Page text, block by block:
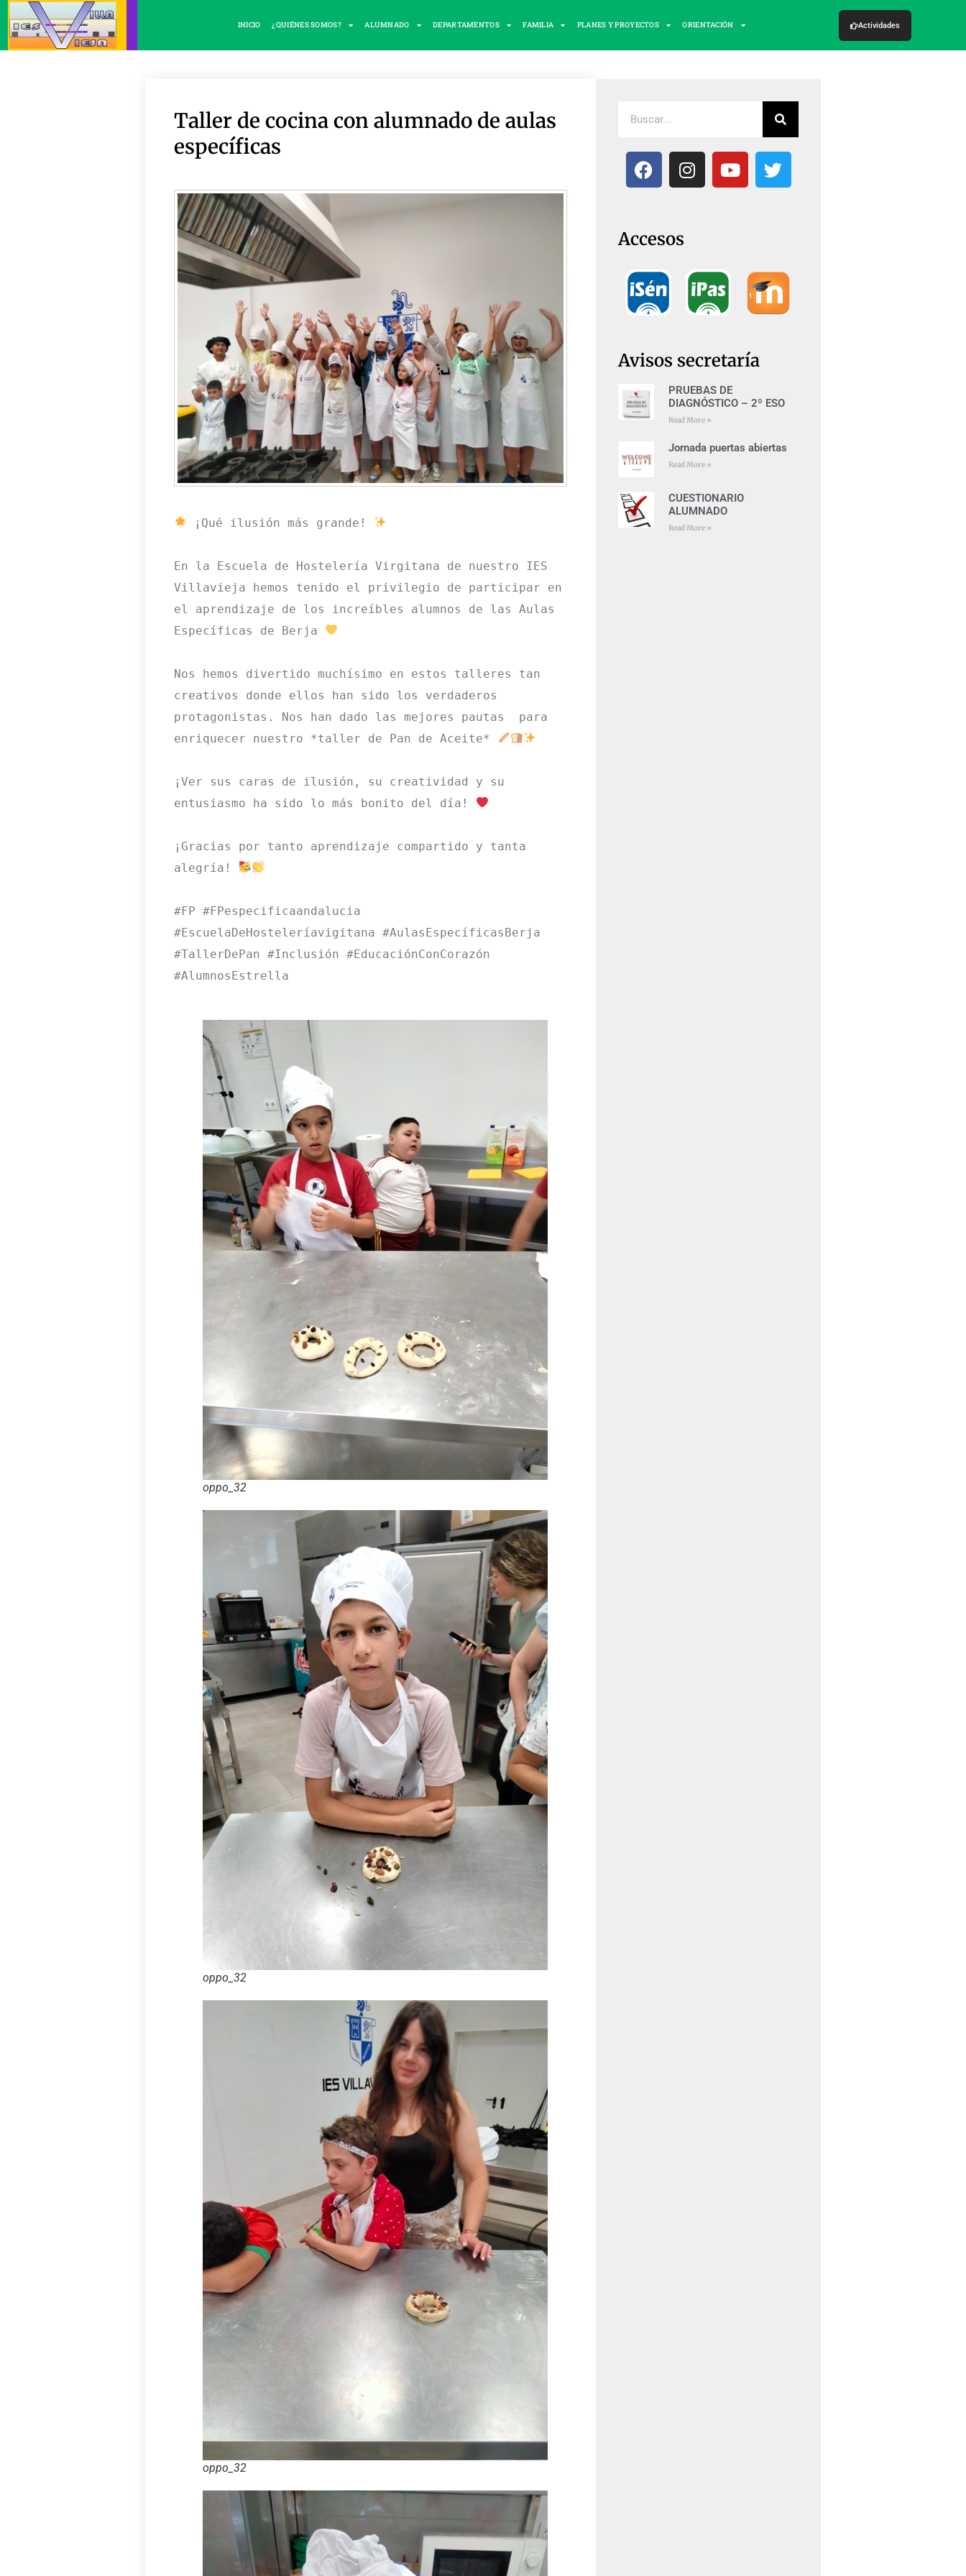
INICIO ¿QUIÉNES SOMOS? ALUMNADO DEPARTAMENTOS FAMILIA PLANES Y PROYECTOS ORIENTACIÓN Actividades
Taller de cocina con alumnado de aulas
específicas
¡Qué ilusión más grande!
En la Escuela de Hostelería Virgitana de nuestro IES
Villavieja hemos tenido el privilegio de participar en
el aprendizaje de los increíbles alumnos de las Aulas
Específicas de Berja
Nos hemos divertido muchísimo en estos talleres tan
creativos donde ellos han sido los verdaderos
protagonistas. Nos han dado las mejores pautas  para
enriquecer nuestro *taller de Pan de Aceite*
¡Ver sus caras de ilusión, su creatividad y su
entusiasmo ha sido lo más bonito del día!
¡Gracias por tanto aprendizaje compartido y tanta
alegría!
#FP #FPespecificaandalucia
#EscuelaDeHosteleríavigitana #AulasEspecíficasBerja
#TallerDePan #Inclusión #EducaciónConCorazón
#AlumnosEstrella
oppo_32
oppo_32
oppo_32
Accesos
Avisos secretaría
PRUEBAS DE
DIAGNÓSTICO – 2º ESO
Read More »
Jornada puertas abiertas
Read More »
CUESTIONARIO
ALUMNADO
Read More »